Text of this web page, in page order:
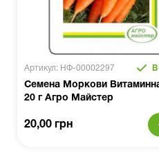
Артикул: НФ-00002297
Семена Моркови
20 г Агро Майстер
20,00 грн